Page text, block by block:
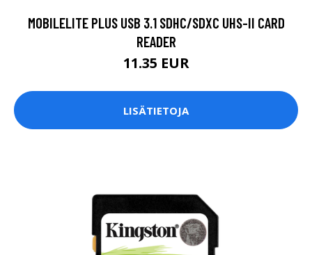
MOBILELITE PLUS USB 3.1 SDHC/SDXC UHS-II CARD
READER
11.35 EUR
LISÄTIETOJA